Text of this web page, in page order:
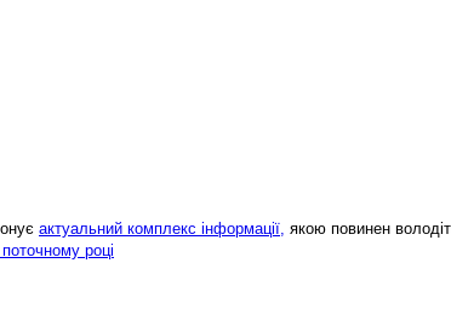
актуальний комплекс інформації, якою повинен
поточному році